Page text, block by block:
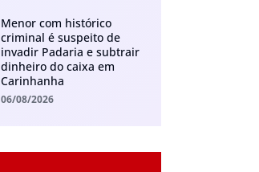
Menor com histórico
criminal é suspeito de
invadir Padaria e subtrair
dinheiro do caixa em
Carinhanha
06/08/2026